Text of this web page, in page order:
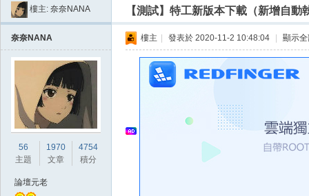
» ›
樓主: 奈奈NANA 【測試】特工新版本下載（新增自
奈奈NANA
56
主題
1970
文章
4754
積分
論壇元老
樓主 發表於 2020-11-2 10:48:04 顯示